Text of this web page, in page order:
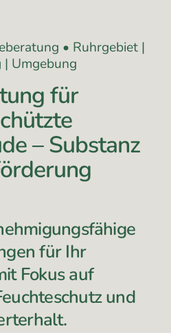
• Ruhrgebiet |
Umgebung
für
– Substanz
für Ihr
Fokus auf
und